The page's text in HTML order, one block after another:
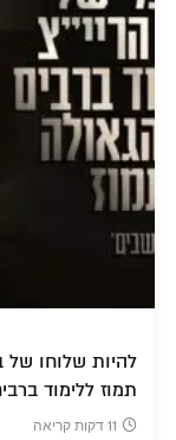
להיות שלוחו
תמוז ללימוד
11 דקות קריאה